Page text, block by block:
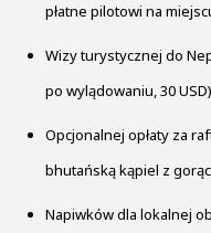
płatne pilotowi na
Wizy turystycznej do
po wylądowaniu, 30 USD)
Opcjonalnej opłaty za
bhutańską kąpiel z
Napiwków dla lokalnej